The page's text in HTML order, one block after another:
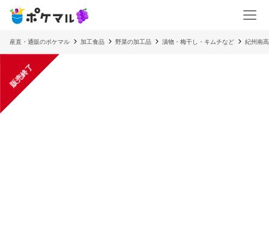
産直・通販のポケマル 加工食品 野菜の加工品 漬物・梅干し・キムチなど 紀州南
販売終了